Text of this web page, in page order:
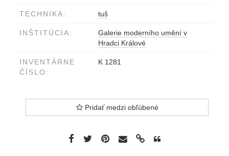
TECHNIKA: tuš
INŠTITÚCIA:
Galerie moderního umění v
Hradci Králové
INVENTÁRNE
ČÍSLO:
K 1281
Pridať medzi obľúbené